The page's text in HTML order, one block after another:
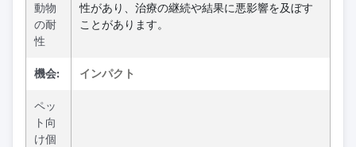
動物
の耐
性
性があり、治療の継続や結果に悪影響を及ぼす
ことがあります。
機会: インパクト
ペッ
ト向
け個